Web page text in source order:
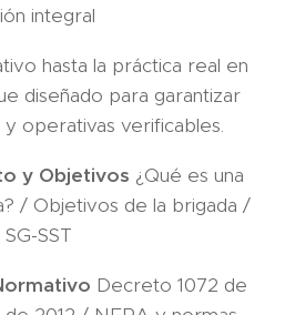
integral
hasta la práctica real en
diseñado para garantizar
operativas verificables.
y Objetivos ¿Qué es una
/ Objetivos de la brigada /
SST
Decreto 1072 de